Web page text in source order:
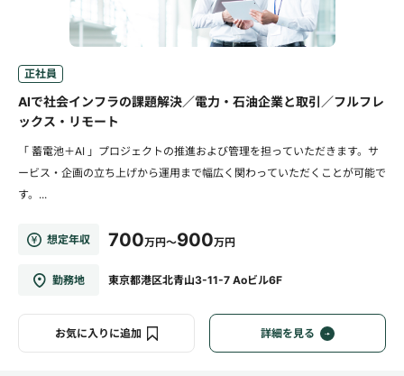
正社員
AIで社会インフラの課題解決／電力・石油企業と取引／フルフレ
ックス・リモート
「 蓄電池＋AI 」プロジェクトの推進および管理を担っていただきます。サ
ービス・企画の立ち上げから運用まで幅広く関わっていただくことが可能で
す。...
想定年収 700万円～900万円
勤務地 東京都港区北青山3-11-7 Aoビル6F
お気に入りに追加 詳細を見る